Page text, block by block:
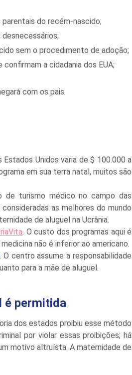
do recém-nascido;
sem o procedimento de adoção;
a cidadania dos EUA;
com os pais.
Unidos varia de $ 100.000 a
em sua terra natal, muitos são
de turismo médico no campo das
as melhores do mundo
de aluguel na Ucrânia.
. O custo dos programas aqui é
não é inferior ao americano.
O centro assume a responsabilidade
para a mãe de aluguel.
é permitida
dos estados proibiu esse método
por violar essas proibições; há
motivo altruísta. A maternidade de